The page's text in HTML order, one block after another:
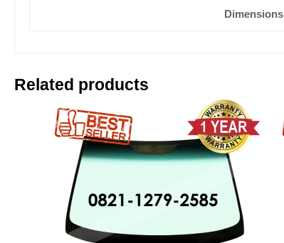
Dimensions
Related products